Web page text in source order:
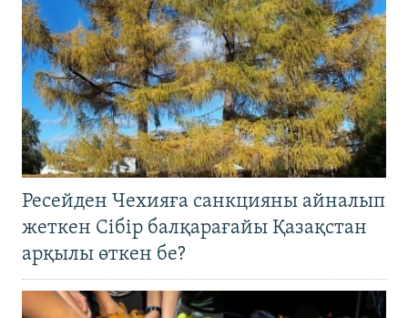
Ресейден Чехияға санкцияны айналып
жеткен Сібір балқарағайы Қазақстан
арқылы өткен бе?